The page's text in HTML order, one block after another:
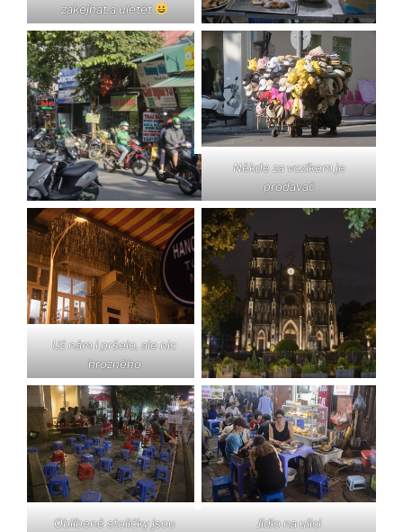
zakejhat a uletět
Někde za vozíkem je
prodavač
Už nám i pršelo, ale nic
hrozného
Oblíbené stoličky jsou
Jídlo na ulici